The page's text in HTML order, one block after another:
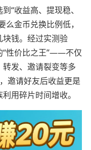
“收益高、提现稳、
金币兑换比例低，
钱。经过实测验
“性价比之王”——不仅
发、邀请裂变等多
邀请好友后收益更是
用碎片时间增收。